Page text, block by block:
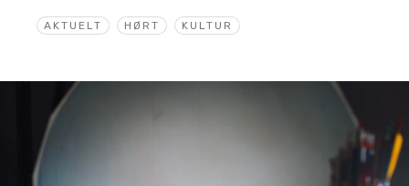
AKTUELT HØRT KULTUR